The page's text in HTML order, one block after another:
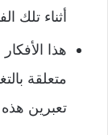
أثناء تلك
هذا
متعلقة
تعبرين